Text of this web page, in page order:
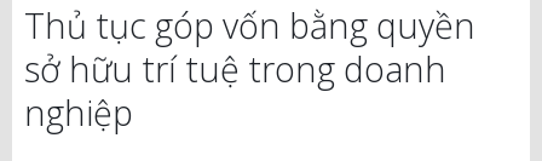
Thủ tục góp vốn bằng quyền
sở hữu trí tuệ trong doanh
nghiệp